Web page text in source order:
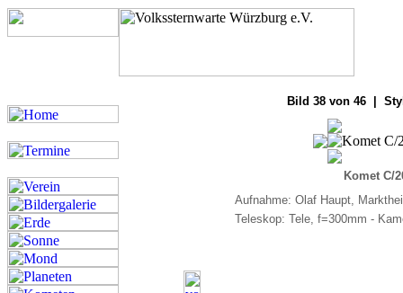
Bild 38 von 46 |
Komet C/
Aufnahme: Olaf Haupt,
Teleskop: Tele, f=300mm -